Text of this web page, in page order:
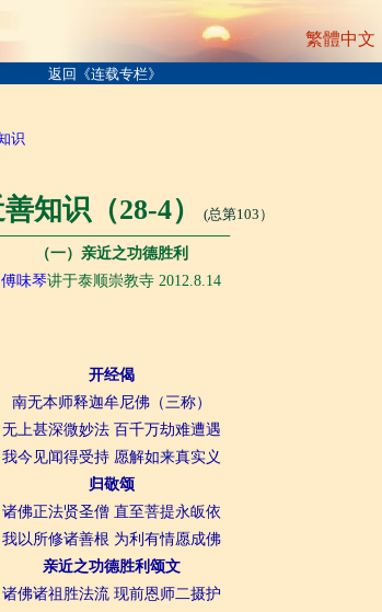
返回《连载专栏》
识
知识（28-4）
(总第103）
（一）亲近之功德胜利
傅味琴讲于泰顺崇教寺 2012.8.14
开经偈
南无本师释迦牟尼佛（三称）
无上甚深微妙法 百千万劫难遭遇
我今见闻得受持 愿解如来真实义
归敬颂
诸佛正法贤圣僧 直至菩提永皈依
我以所修诸善根 为利有情愿成佛
亲近之功德胜利颂文
诸佛诸祖胜法流 现前恩师二摄护
繁體中文